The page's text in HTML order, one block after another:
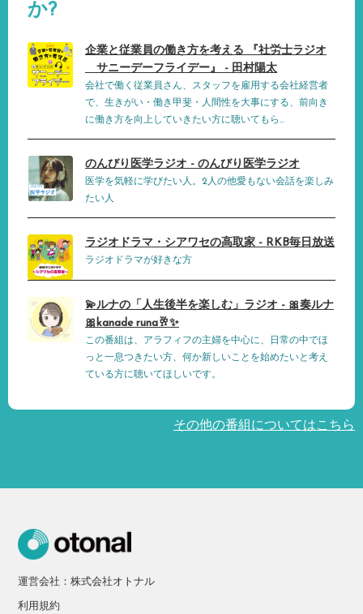
か?
企業と従業員の働き方を考える 『社労士ラジオ
サニーデーフライデー』 - 田村陽太
会社で働く従業員さん、スタッフを雇用する会社経営者
で、生きがい・働き甲斐・人間性を大事にする、前向き
に働き方を向上していきたい方に聴いてもら...
のんびり医学ラジオ - のんびり医学ラジオ
医学を気軽に学びたい人。2人の他愛もない会話を楽しみ
たい人
ラジオドラマ・シアワセの高取家 - RKB毎日放送
ラジオドラマが好きな方
💫ルナの「人生後半を楽しむ」ラジオ - 🎀奏ルナ
🎀kanade runa🥂✨
この番組は、アラフィフの主婦を中心に、日常の中でほ
っと一息つきたい方、何か新しいことを始めたいと考え
ている方に聴いてほしいです。
その他の番組についてはこちら
運営会社：株式会社オトナル
利用規約